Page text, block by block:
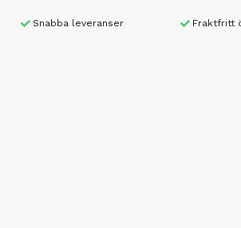
Snabba leveranser Fraktfritt